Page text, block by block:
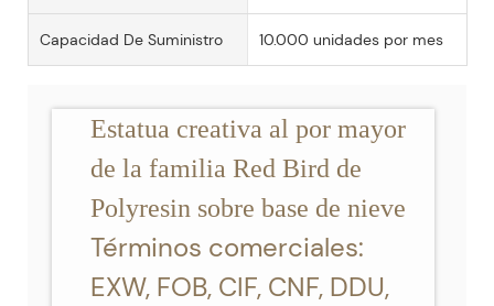
Capacidad De Suministro 10.000 unidades por mes
Estatua creativa al por mayor
de la familia Red Bird de
Polyresin sobre base de nieve
Términos comerciales:
EXW, FOB, CIF, CNF, DDU,